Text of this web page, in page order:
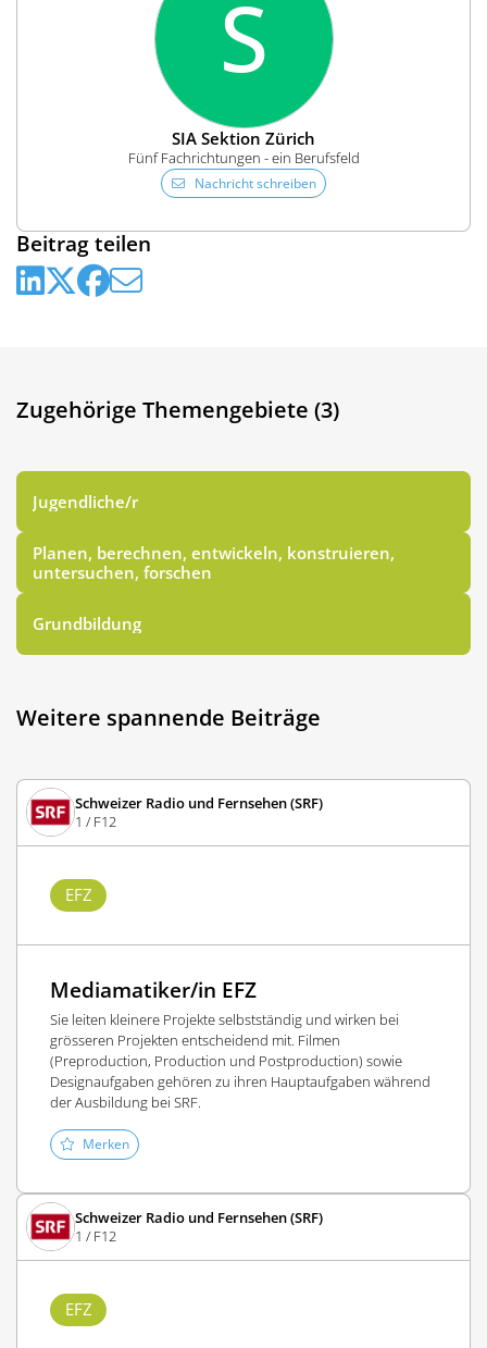
S
SIA Sektion Zürich
Fünf Fachrichtungen - ein Berufsfeld
Nachricht schreiben
Beitrag teilen
Zugehörige Themengebiete (3)
Jugendliche/r
Planen, berechnen, entwickeln, konstruieren,
untersuchen, forschen
Grundbildung
Weitere spannende Beiträge
Schweizer Radio und Fernsehen (SRF)
1 / F12
EFZ
Mediamatiker/in EFZ
Sie leiten kleinere Projekte selbstständig und wirken bei
grösseren Projekten entscheidend mit. Filmen
(Preproduction, Production und Postproduction) sowie
Designaufgaben gehören zu ihren Hauptaufgaben während
der Ausbildung bei SRF.
Merken
Schweizer Radio und Fernsehen (SRF)
1 / F12
EFZ